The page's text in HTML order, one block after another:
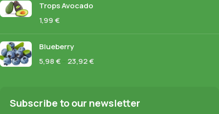
Trops Avocado
1,99€
Blueberry
5,98€ 23,92€
Subscribe to our newsletter